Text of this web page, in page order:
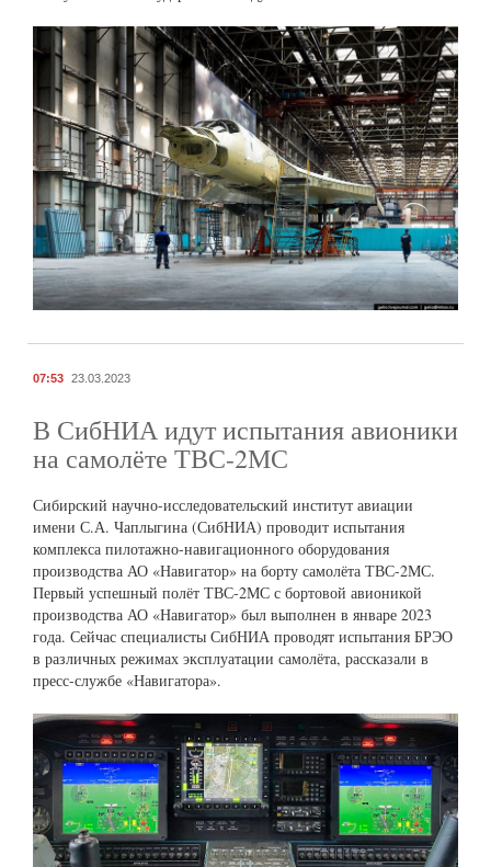
07:53 23.03.2023
В СибНИА идут испытания авионики
на самолёте ТВС-2МС
Сибирский научно-исследовательский институт авиации
имени С.А. Чаплыгина (СибНИА) проводит испытания
комплекса пилотажно-навигационного оборудования
производства АО «Навигатор» на борту самолёта ТВС-2МС.
Первый успешный полёт ТВС-2МС с бортовой авионикой
производства АО «Навигатор» был выполнен в январе 2023
года. Сейчас специалисты СибНИА проводят испытания БРЭО
в различных режимах эксплуатации самолёта, рассказали в
пресс-службе «Навигатора».